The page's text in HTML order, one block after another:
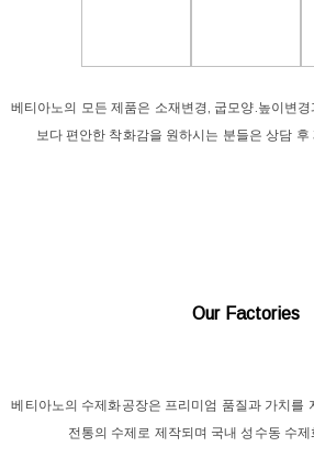
베티아노의 모든 제품은 소재변경, 굽모양.높이변
보다 편안한 착화감을 원하시는 분들은 상담
Our Factories
베티아노의 수제화공장은 프리미엄 품질과 가치를
전통의 수제로 제작되며 국내 성수동 수